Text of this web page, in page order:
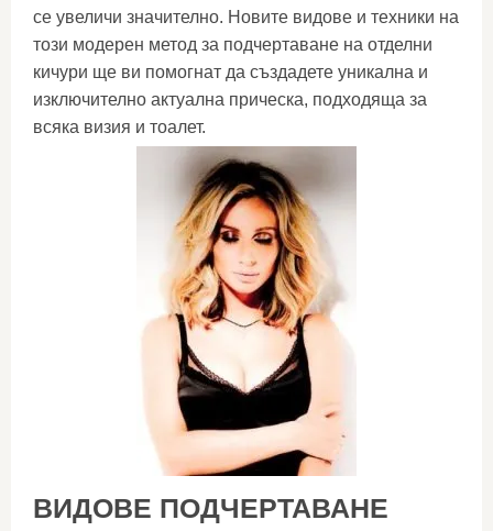
се увеличи значително. Новите видове и техники на
този модерен метод за подчертаване на отделни
кичури ще ви помогнат да създадете уникална и
изключително актуална прическа, подходяща за
всяка визия и тоалет.
ВИДОВЕ ПОДЧЕРТАВАНЕ